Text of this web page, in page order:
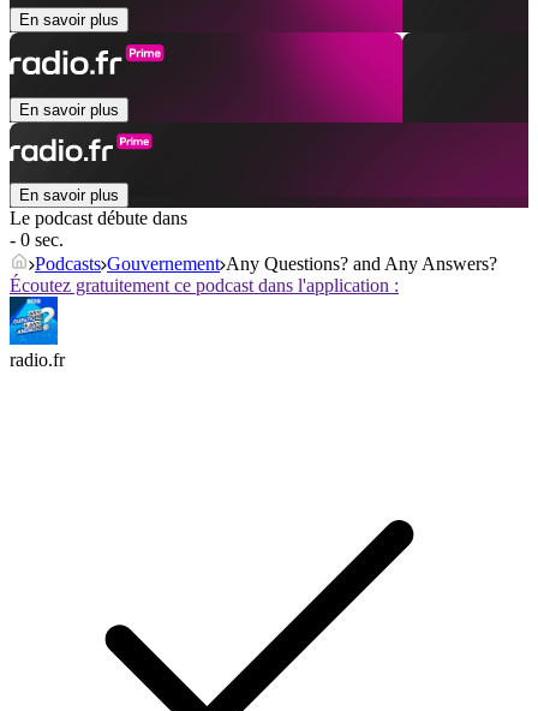
En savoir plus
En savoir plus
En savoir plus
Le podcast débute dans
- 0 sec.
Podcasts Gouvernement Any Questions? and Any Answers?
Écoutez gratuitement ce podcast dans l'application :
radio.fr